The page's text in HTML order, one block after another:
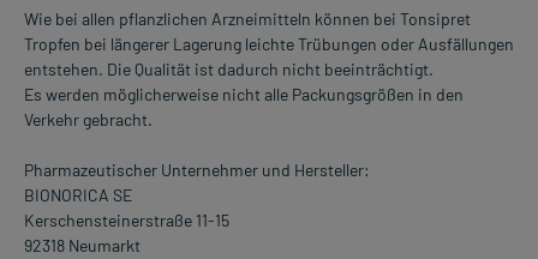
Wie bei allen pflanzlichen Arzneimitteln können bei Tonsipret
Tropfen bei längerer Lagerung leichte Trübungen oder Ausfällungen
entstehen. Die Qualität ist dadurch nicht beeinträchtigt.
Es werden möglicherweise nicht alle Packungsgrößen in den
Verkehr gebracht.
Pharmazeutischer Unternehmer und Hersteller:
BIONORICA SE
Kerschensteinerstraße 11-15
92318 Neumarkt